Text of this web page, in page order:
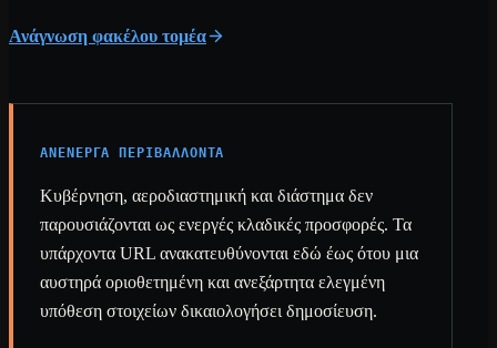
Ανάγνωση φακέλου τομέα
ΑΝΕΝΕΡΓΆ ΠΕΡΙΒΆΛΛΟΝΤΑ
Κυβέρνηση, αεροδιαστημική και διάστημα δεν
παρουσιάζονται ως ενεργές κλαδικές προσφορές. Τα
υπάρχοντα URL ανακατευθύνονται εδώ έως ότου μια
αυστηρά οριοθετημένη και ανεξάρτητα ελεγμένη
υπόθεση στοιχείων δικαιολογήσει δημοσίευση.